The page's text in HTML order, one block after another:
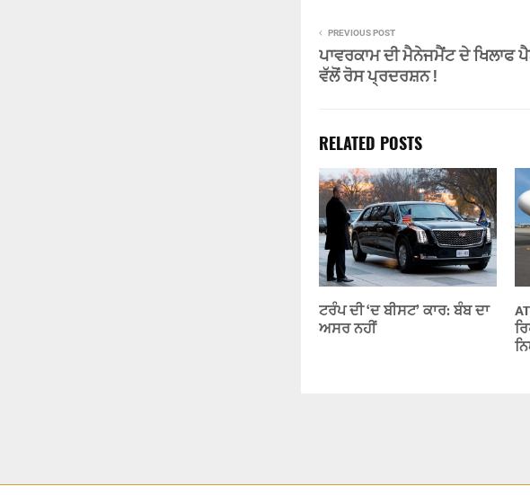
PREVIOUS POST
ਪਾਵਰਕਾਮ ਦੀ ਮੈਨੇਜਮੈਂਟ ਦੇ ਖਿਲਾਫ
ਵੱਲੋਂ ਰੋਸ ਪ੍ਰਦਰਸ਼ਨ !
RELATED POSTS
ਟਰੰਪ ਦੀ ‘ਦ ਬੀਸਟ’ ਕਾਰ: ਬੰਬ ਦਾ
ਅਸਰ ਨਹੀਂ